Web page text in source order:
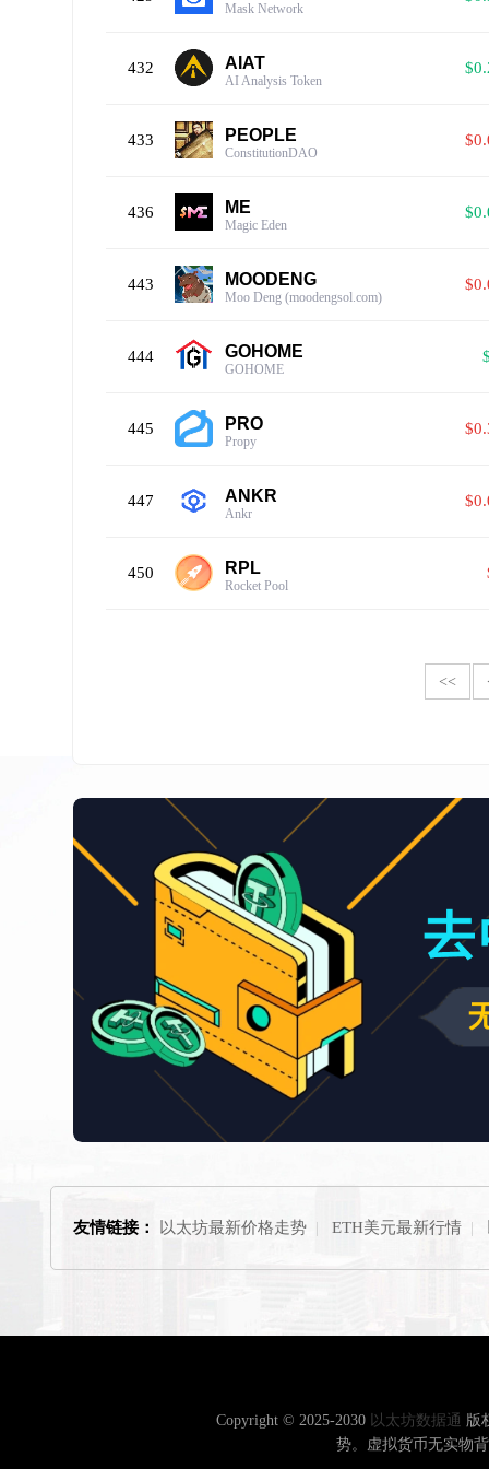
Mask Network
432 AIAT
AI Analysis Token
433 PEOPLE
ConstitutionDAO
436 ME
Magic Eden
443 MOODENG
Moo Deng (moodengsol.com)
444 GOHOME
GOHOME
445 PRO
Propy
447 ANKR
Ankr
450 RPL
Rocket Pool
<<
友情链接： 以太坊最新价格走势 |ETH美元最新行情 |
Copyright © 2025-2030 以太坊数据通 版
势。虚拟货币无实物